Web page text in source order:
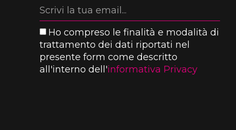
Ho compreso le finalità e modalità di
trattamento dei dati riportati nel
presente form come descritto
all'interno dell'informativa Privacy